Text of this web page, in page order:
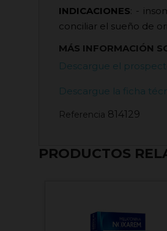
INDICACIONES: -
conciliar el sueño de
MÁS INFORMACIÓN
Descargue el
Descargue la ficha
Referencia 814129
PRODUCTOS